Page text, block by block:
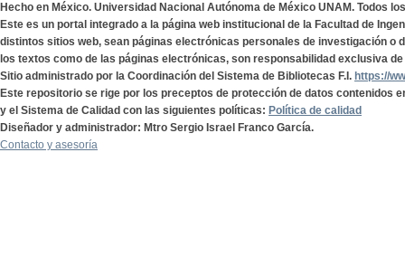
Hecho en México. Universidad Nacional Autónoma de México UNAM. Todos
Este es un portal integrado a la página web institucional de la Facultad de
distintos sitios web, sean páginas electrónicas personales de investigación o
los textos como de las páginas electrónicas, son responsabilidad exclusiva
Sitio administrado por la Coordinación del Sistema de Bibliotecas F.I. https://
Este repositorio se rige por los preceptos de protección de datos contenidos
y el Sistema de Calidad con las siguientes políticas: Política de calidad
Diseñador y administrador: Mtro Sergio Israel Franco García.
Contacto y asesoría